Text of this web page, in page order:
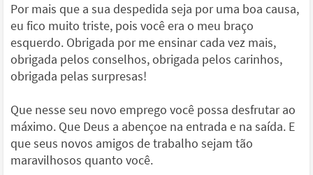
Por mais que a sua despedida seja por uma boa causa,
eu fico muito triste, pois você era o meu braço
esquerdo. Obrigada por me ensinar cada vez mais,
obrigada pelos conselhos, obrigada pelos carinhos,
obrigada pelas surpresas!
Que nesse seu novo emprego você possa desfrutar ao
máximo. Que Deus a abençoe na entrada e na saída. E
que seus novos amigos de trabalho sejam tão
maravilhosos quanto você.